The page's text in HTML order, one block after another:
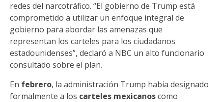
redes del narcotráfico. “El gobierno de Trump está
comprometido a utilizar un enfoque integral de
gobierno para abordar las amenazas que
representan los carteles para los ciudadanos
estadounidenses”, declaró a NBC un alto funcionario
consultado sobre el plan.
En febrero, la administración Trump había designado
formalmente a los carteles mexicanoscomo